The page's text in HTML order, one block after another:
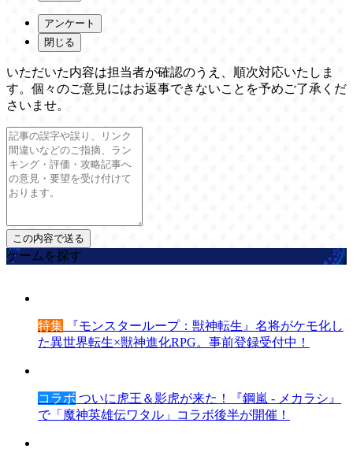
アンケート
閉じる
いただいた内容は担当者が確認のうえ、順次対応いたしま
す。個々のご意見にはお返事できないことを予めご了承くだ
さいませ。
ゲームを探す
特集 『モンスターループ：獣神転生』名将がケモ化し
た異世界転生×獣神進化RPG。事前登録受付中！
コラボ ついに虎王＆影虎が来た！『鋼嵐 - メカラシ』
で「魔神英雄伝ワタル」コラボ後半が開催！